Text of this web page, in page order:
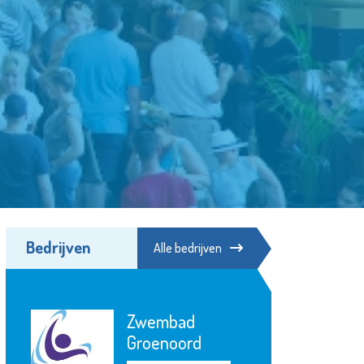
Bedrijven Alle bedrijven
Stroomopwaarts
MVS